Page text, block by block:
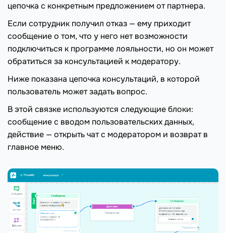
цепочка с конкретным предложением от партнера.
Если сотрудник получил отказ — ему приходит
сообщение о том, что у него нет возможности
подключиться к программе лояльности, но он может
обратиться за консультацией к модератору.
Ниже показана цепочка консультаций, в которой
пользователь может задать вопрос.
В этой связке используются следующие блоки:
сообщение с вводом пользовательских данных,
действие — открыть чат с модератором и возврат в
главное меню.